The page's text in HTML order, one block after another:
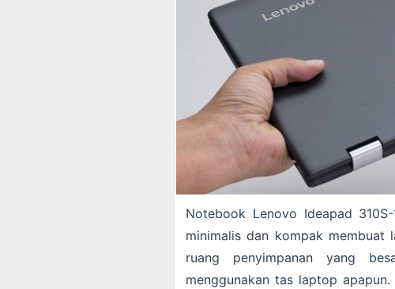
Notebook Lenovo Ideapad
minimalis dan kompak
ruang penyimpanan yang
menggunakan tas laptop